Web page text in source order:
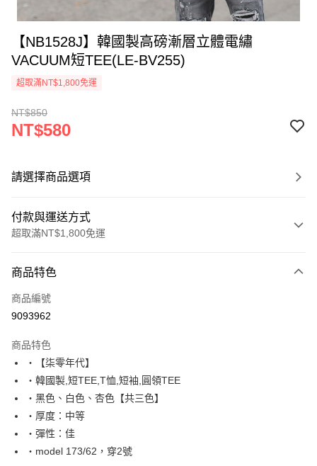
【NB1528J】韓國製高磅漸層立體電繡
VACUUM短TEE(LE-BV255)
超取滿NT$1,800免運
NT$850
NT$580
請選擇商品選項
付款與運送方式
超取滿NT$1,800免運
信用卡一次付款
超商取貨付款
Apple Pay
街口支付
悠遊付
Google Pay
商品特色
商品編號
9093962
商品特色
‧【柒零年代】
‧韓國製,短TEE,T恤,短袖,圓領TEE
‧黑色、白色、杏色【共三色】
‧厚度：中等
‧彈性：佳
‧model 173/62，穿2號